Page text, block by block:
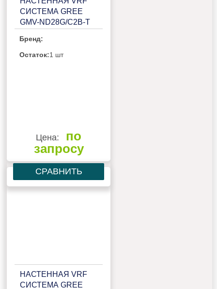
СИСТЕМА GREE
GMV-ND28G/C2B-T
Бренд:
Остаток:1 шт
Цена:
по
запросу
СРАВНИТЬ
НАСТЕННАЯ VRF
СИСТЕМА GREE